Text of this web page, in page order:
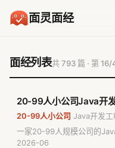
面灵面经
面经列表共 793 篇 · 第 16/
20-99人小公司Java开
20-99人小公司 Java开发工
一家20-99人规模公司的
打技术问题，候选人准备了
2026-06